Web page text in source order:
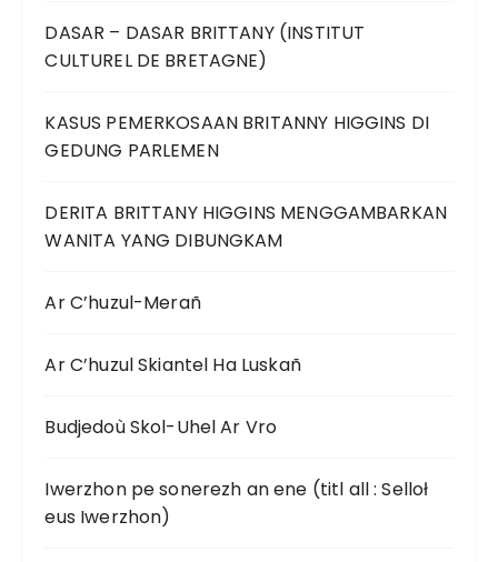
DASAR – DASAR BRITTANY (INSTITUT
CULTUREL DE BRETAGNE)
KASUS PEMERKOSAAN BRITANNY HIGGINS DI
GEDUNG PARLEMEN
DERITA BRITTANY HIGGINS MENGGAMBARKAN
WANITA YANG DIBUNGKAM
Ar C’huzul-Merañ
Ar C’huzul Skiantel Ha Luskañ
Budjedoù Skol-Uhel Ar Vro
Iwerzhon pe sonerezh an ene (titl all : Selloł
eus Iwerzhon)